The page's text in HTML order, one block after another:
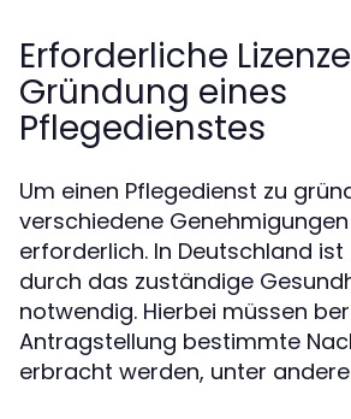
Erforderliche
Gründung eines
Pflegedienstes
Um einen Pflegedienst zu
verschiedene Genehmigungen
erforderlich. In Deutschland ist
durch das zuständige
notwendig. Hierbei müssen
Antragstellung bestimmte
erbracht werden, unter